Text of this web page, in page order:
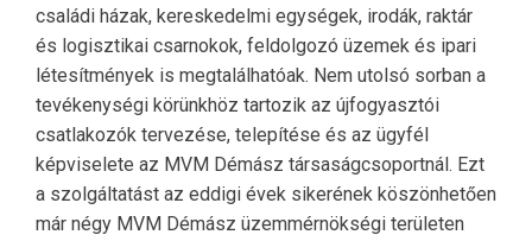
családi házak, kereskedelmi egységek, irodák, raktár
és logisztikai csarnokok, feldolgozó üzemek és ipari
létesítmények is megtalálhatóak. Nem utolsó sorban a
tevékenységi körünkhöz tartozik az újfogyasztói
csatlakozók tervezése, telepítése és az ügyfél
képviselete az MVM Démász társaságcsoportnál. Ezt
a szolgáltatást az eddigi évek sikerének köszönhetően
már négy MVM Démász üzemmérnökségi területen